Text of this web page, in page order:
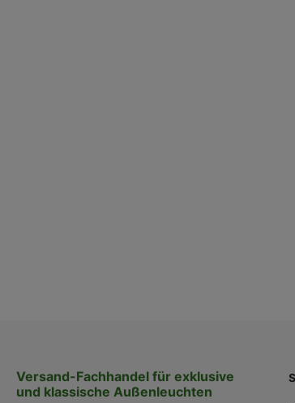
Versand-Fachhandel für exklusive
und klassische Außenleuchten